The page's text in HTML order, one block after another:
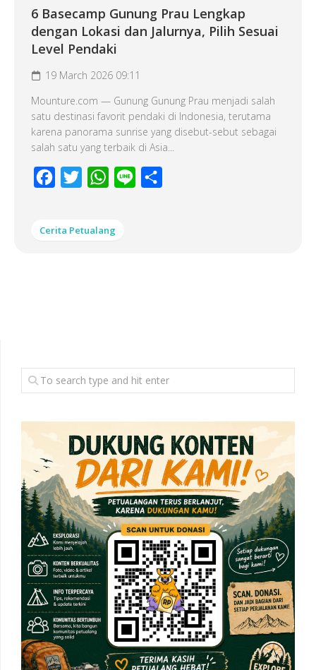
6 Basecamp Gunung Prau Lengkap
dengan Lokasi dan Jalurnya, Pilih Sesuai
Level Pendaki
19 March 2026 09:11
Mounture.com — Gunung Gunung Prau menjadi salah
satu destinasi favorit pendaki di Indonesia, terutama
karena panorama sunrise yang disebut-sebut sebagai
salah satu yang terbaik di Asia...
Facebook
Twitter WhatsApp
Line
Cerita Petualang